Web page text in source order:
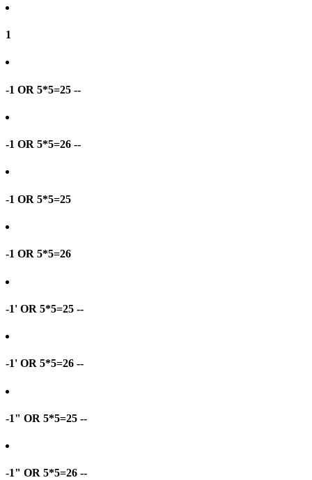
1
-1 OR 5*5=25 --
-1 OR 5*5=26 --
-1 OR 5*5=25
-1 OR 5*5=26
-1' OR 5*5=25 --
-1' OR 5*5=26 --
-1" OR 5*5=25 --
-1" OR 5*5=26 --